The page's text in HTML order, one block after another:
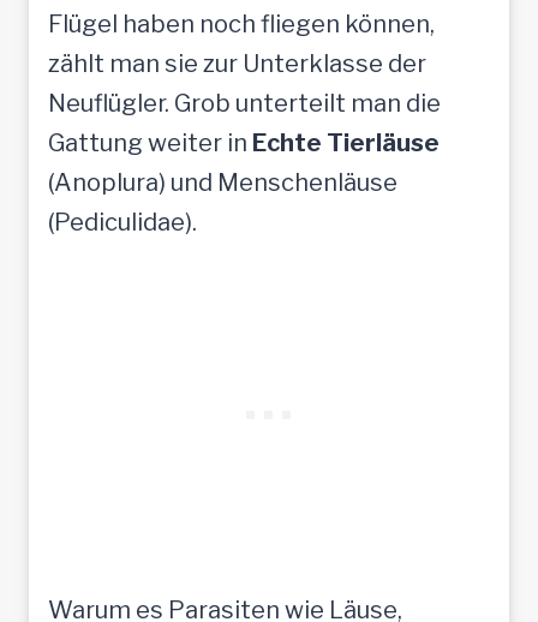
Flügel haben noch fliegen können,
zählt man sie zur Unterklasse der
Neuflügler. Grob unterteilt man die
Gattung weiter in Echte Tierläuse
(Anoplura) und Menschenläuse
(Pediculidae).
Warum es Parasiten wie Läuse,